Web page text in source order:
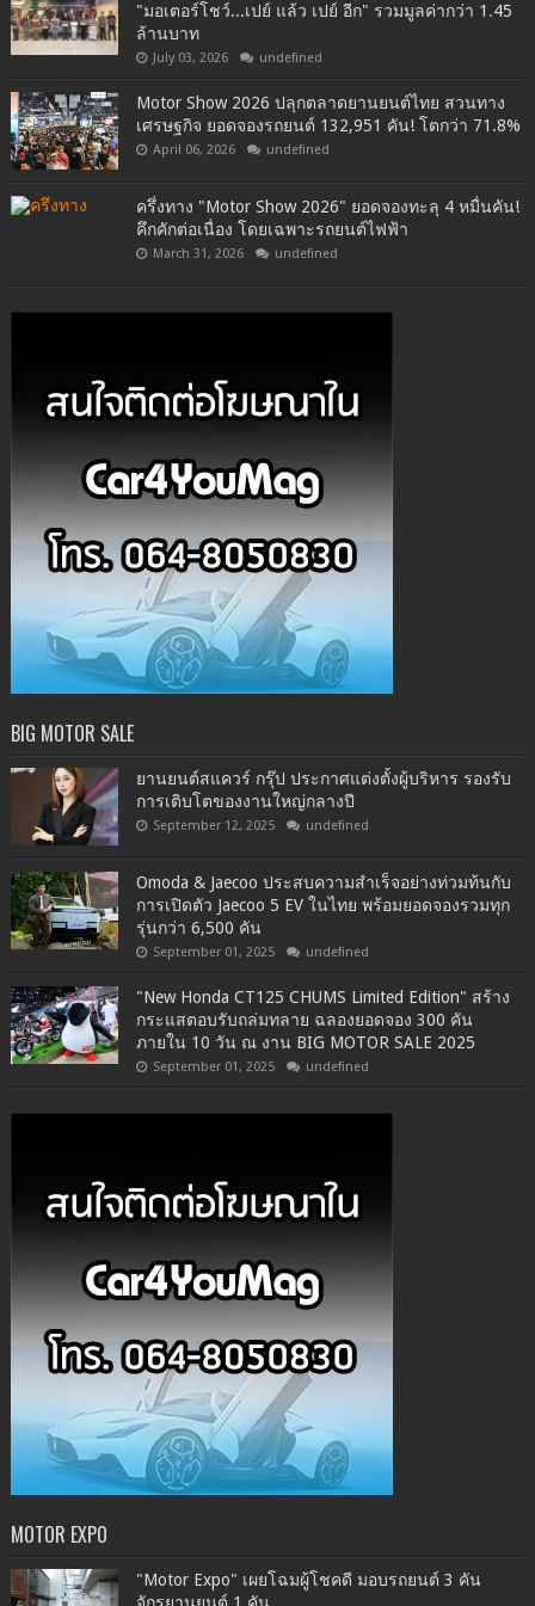
"มอเตอร์โชว์...เปย์ แล้ว เปย์ อีก" รวมมูลค่ากว่า 1.45
ล้านบาท
July 03, 2026 undefined
Motor Show 2026 ปลุกตลาดยานยนต์ไทย สวนทาง
เศรษฐกิจ ยอดจองรถยนต์ 132,951 คัน! โตกว่า 71.8%
April 06, 2026 undefined
ครึ่งทาง "Motor Show 2026" ยอดจองทะลุ 4 หมื่นคัน!
คึกคักต่อเนื่อง โดยเฉพาะรถยนต์ไฟฟ้า
March 31, 2026 undefined
BIG MOTOR SALE
ยานยนต์สแควร์ กรุ๊ป ประกาศแต่งตั้งผู้บริหาร รองรับ
การเติบโตของงานใหญ่กลางปี
September 12, 2025 undefined
Omoda & Jaecoo ประสบความสำเร็จอย่างท่วมท้นกับ
การเปิดตัว Jaecoo 5 EV ในไทย พร้อมยอดจองรวมทุก
รุ่นกว่า 6,500 คัน
September 01, 2025 undefined
"New Honda CT125 CHUMS Limited Edition" สร้าง
กระแสตอบรับถล่มทลาย ฉลองยอดจอง 300 คัน
ภายใน 10 วัน ณ งาน BIG MOTOR SALE 2025
September 01, 2025 undefined
MOTOR EXPO
"Motor Expo" เผยโฉมผู้โชคดี มอบรถยนต์ 3 คัน